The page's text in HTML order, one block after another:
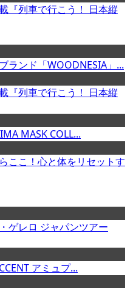
『列車で行こう！ 日本縦
ランド「WOODNESIA」...
『列車で行こう！ 日本縦
MASK COLL...
ここ！心と体をリセットす
ゲレロ ジャパンツアー
アミュプ...